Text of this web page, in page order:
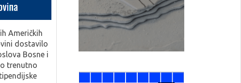
Američkih
dostavilo
Bosne i
trenutno